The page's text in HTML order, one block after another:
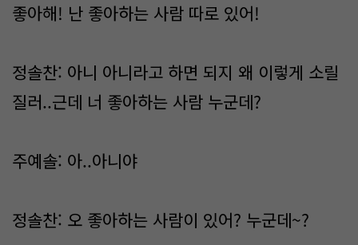
좋아해! 난 좋아하는 사람 따로 있어!
정솔찬: 아니 아니라고 하면 되지 왜 이렇게 소릴
질러..근데 너 좋아하는 사람 누군데?
주예솔: 아..아니야
정솔찬: 오 좋아하는 사람이 있어? 누군데~?